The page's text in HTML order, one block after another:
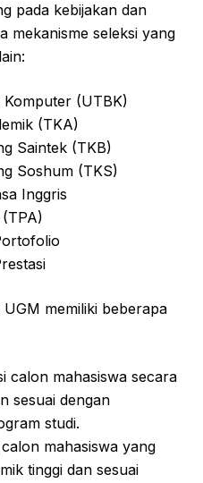
pada kebijakan dan
mekanisme seleksi yang
Komputer (UTBK)
(TKA)
Saintek (TKB)
Soshum (TKS)
Inggris
memiliki beberapa
calon mahasiswa secara
sesuai dengan
studi.
mahasiswa yang
tinggi dan sesuai